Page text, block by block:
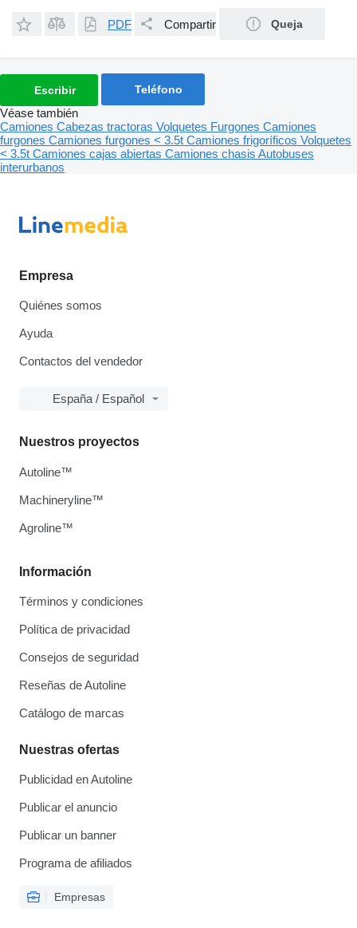
PDF Compartir Queja
Escribir Teléfono
Véase también
Camiones Cabezas tractoras Volquetes Furgones Camiones
furgones Camiones furgones < 3.5t Camiones frigoríficos Volquetes
< 3.5t Camiones cajas abiertas Camiones chasis Autobuses
interurbanos
Empresa
Quiénes somos
Ayuda
Contactos del vendedor
España / Español
Información
Términos y condiciones
Política de privacidad
Consejos de seguridad
Reseñas de Autoline
Catálogo de marcas
Nuestras ofertas
Publicidad en Autoline
Publicar el anuncio
Publicar un banner
Programa de afiliados
Empresas
Nuestros proyectos
Autoline™
Machineryline™
Agroline™